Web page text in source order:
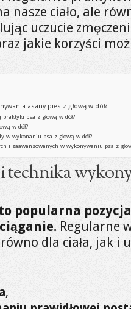
nasze ciało, ale
uczucie
jakie korzyści
asany pies z głową w dół?
psa z głową w dół?
w dół?
w wykonaniu psa z głową w dół?
i zaawansowanych w wykonywaniu psa z
technika
to popularna
Regularne
dla ciała, jak i
,